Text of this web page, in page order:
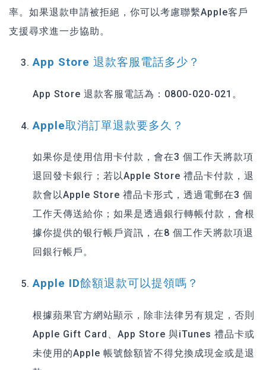
率。如果退款申請被拒絕，你可以考慮聯繫Apple客戶
支援尋求進一步協助。
App Store 退款客服電話多少？
App Store 退款客服電話為：0800-020-021。
Apple取消訂單退款要多久？
如果你是使用信用卡付款，會在3 個工作天將款項
退回發卡銀行；若以Apple Store 禮品卡付款，退
款會以Apple Store 禮品卡形式，透過電郵在3 個
工作天傳送給你；如果是透過銀行轉帳付款，會根
據你提供的银行帳戶資訊，在8 個工作天將款項退
回銀行帳戶。
Apple ID餘額退款可以提領嗎？
根據蘋果官方網站顯示，除非法律另有規定，否則
Apple Gift Card、App Store 與iTunes 禮品卡或
未使用的Apple 帳號餘額皆不得兌換成現金或是退